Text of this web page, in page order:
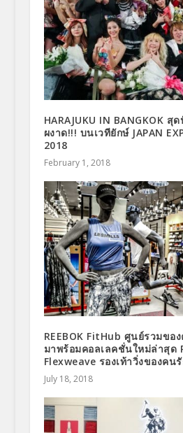
HARAJUKU IN BANGKOK สุ
ผงาด!!! บนเวทียักษ์ JAPAN
2018
February 1, 2018
REEBOK FitHub ศูนย์รวมขอ
มาพร้อมคอลเลคชั่นใหม่ล่าสุด
Flexweave รองเท้าวิ่งของคน
July 18, 2018